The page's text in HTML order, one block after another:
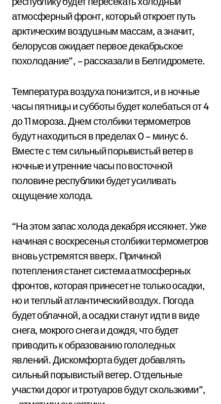
атмосферный фронт, который откроет путь
арктическим воздушным массам, а значит,
белорусов ожидает первое декабрьское
похолодание”, – рассказали в Белгидромете.
Температура воздуха понизится, и в ночные
часы пятницы и субботы будет колебаться от 4
до 11 мороза. Днем столбики термометров
будут находиться в пределах 0 – минус 6.
Вместе с тем сильный порывистый ветер в
ночные и утренние часы по восточной
половине республики будет усиливать
ощущение холода.
“На этом запас холода декабря иссякнет. Уже
начиная с воскресенья столбики термометров
вновь устремятся вверх. Причиной
потепления станет система атмосферных
фронтов, которая принесет не только осадки,
но и теплый атлантический воздух. Погода
будет облачной, а осадки станут идти в виде
снега, мокрого снега и дождя, что будет
приводить к образованию гололедных
явлений. Дискомфорта будет добавлять
сильный порывистый ветер. Отдельные
участки дорог и тротуаров будут скользкими”,